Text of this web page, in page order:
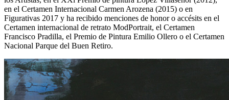
en el Certamen Internacional Carmen Arozena (2015) o en
Figurativas 2017 y ha recibido menciones de honor o accésits en el
Certamen internacional de retrato ModPortrait, el Certamen
Francisco Pradilla, el Premio de Pintura Emilio Ollero o el Certamen
Nacional Parque del Buen Retiro.